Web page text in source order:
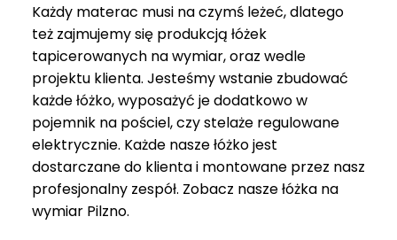
Każdy materac musi na czymś leżeć, dlatego
też zajmujemy się produkcją łóżek
tapicerowanych na wymiar, oraz wedle
projektu klienta. Jesteśmy wstanie zbudować
każde łóżko, wyposażyć je dodatkowo w
pojemnik na pościel, czy stelaże regulowane
elektrycznie. Każde nasze łóżko jest
dostarczane do klienta i montowane przez nasz
profesjonalny zespół. Zobacz naszełóżka na
wymiar Pilzno.